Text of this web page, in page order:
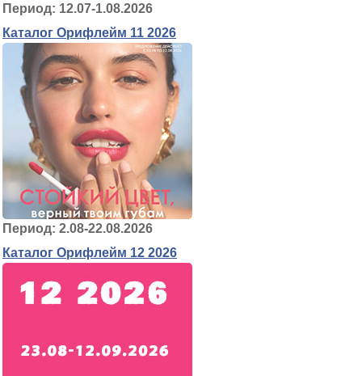
Период: 12.07-1.08.2026
Каталог Орифлейм 11 2026
Период: 2.08-22.08.2026
Каталог Орифлейм 12 2026